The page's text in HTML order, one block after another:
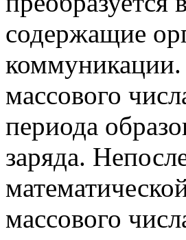
содержащие
коммуникации.
массового
периода
заряда.
массового